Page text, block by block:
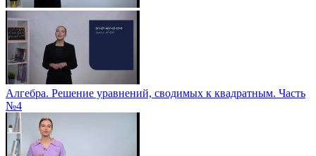
Алгебра. Решение уравнений, сводимых к квадратным. Часть
№4